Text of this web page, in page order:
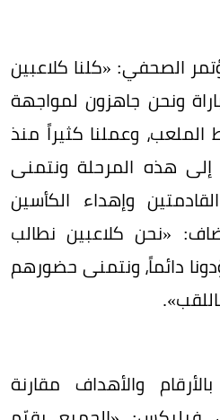
الصحفي: «كلنا كلاعبين
ونحن جاهزون لمواجهة
وعملنا كثيراً منذ
هذه المرحلة ونتمنى
وإهداء الكأسين
«نحن كلاعبين نطالب
دائماً، ونتمنى حضورهم
والأهداف مقارنة